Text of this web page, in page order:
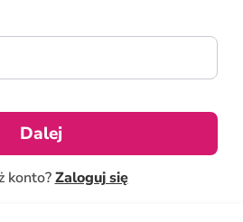
Dalej
konto?Zaloguj się